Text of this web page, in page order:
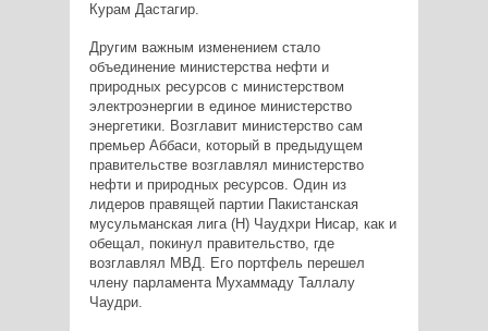
Курам Дастагир.
Другим важным изменением стало
объединение министерства нефти и
природных ресурсов с министерством
электроэнергии в единое министерство
энергетики. Возглавит министерство сам
премьер Аббаси, который в предыдущем
правительстве возглавлял министерство
нефти и природных ресурсов. Один из
лидеров правящей партии Пакистанская
мусульманская лига (Н) Чаудхри Нисар, как и
обещал, покинул правительство, где
возглавлял МВД. Его портфель перешел
члену парламента Мухаммаду Таллалу
Чаудри.